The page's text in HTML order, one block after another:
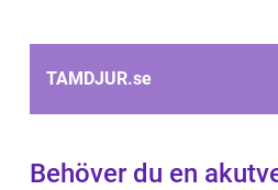
TAMDJUR.se
Behöver du en